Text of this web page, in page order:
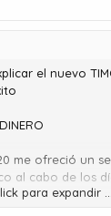
el nuevo
me ofreció un
al cabo de los
le pagaba con
para expandir ...